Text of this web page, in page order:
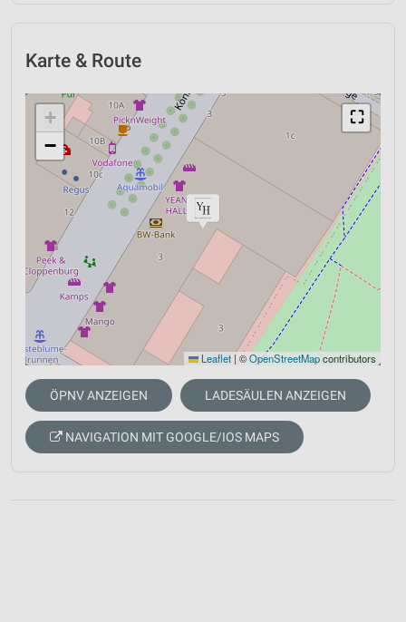
Karte & Route
⛶
+
−
Leaflet | ©OpenStreetMapcontributors
ÖPNV ANZEIGEN LADESÄULEN ANZEIGEN
NAVIGATION MIT GOOGLE/IOS MAPS